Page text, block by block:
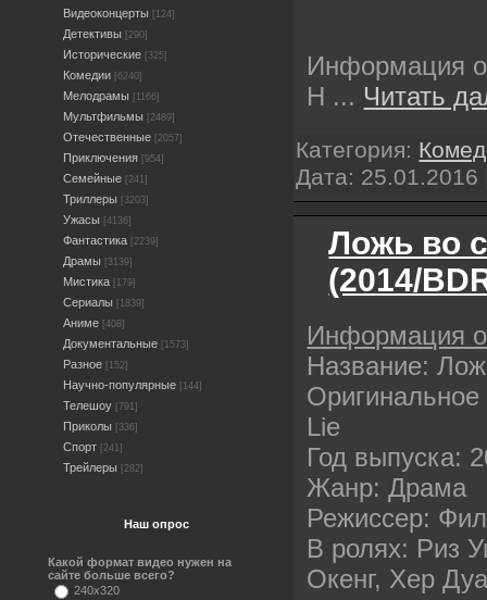
Видеоконцерты [124]
Детективы [290]
Исторические [325]
Комедии [6240]
Мелодрамы [1166]
Мультфильмы [2489]
Отечественные [2057]
Приключения [954]
Семейные [241]
Триллеры [3203]
Ужасы [4136]
Фантастика [2239]
Драмы [3139]
Мистика [179]
Сериалы [1839]
Аниме [408]
Документальные [1573]
Разное [152]
Научно-популярные [144]
Телешоу [791]
Приколы [336]
Спорт [241]
Трейлеры [282]
Наш опрос
Какой формат видео нужен на
сайте больше всего?
240x320
Информация
Н ... Читать
Категория:
Дата: 25.01.2016
Ложь во
(2014/
Информация
Название:
Lie
Год выпуска:
Жанр: Драма
Режиссер:
В ролях: Риз
Окенг, Хер